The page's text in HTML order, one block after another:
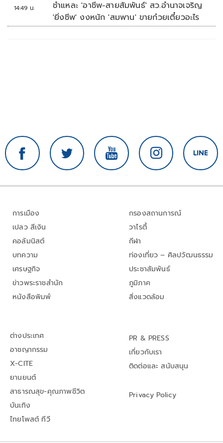
14:49 น.
ชำแหละ 'อาชีพ-สายสัมพันธ์' สว.อำนาจเจริญ
'ยิ่งชีพ' งงหนัก 'สมพาน' ขายก๋วยเตี๋ยวอะไร
การเมือง
เปลว สีเงิน
คอลัมนิสต์
บทความ
เศรษฐกิจ
ข่าวพระราชสำนัก
หนังสือพิมพ์
กรองสถานการณ์
วาไรตี้
กีฬา
ท่องเที่ยว – ศิลปวัฒนธรรม
ประชาสัมพันธ์
ภูมิภาค
สิ่งแวดล้อม
ต่างประเทศ
อาชญากรรม
X-CITE
ยานยนต์
สาธารณสุข-คุณภาพชีวิต
บันเทิง
ไทยโพสต์ ทีวี
PR & PRESS
เกี่ยวกับเรา
ติดต่อและ สนับสนุน
Privacy Policy